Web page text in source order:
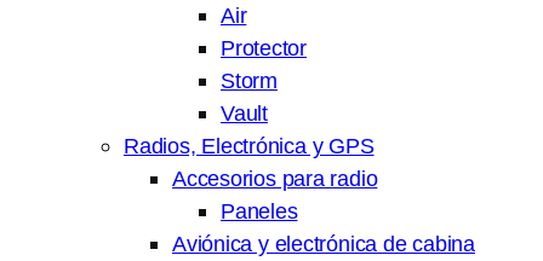
Air
Protector
Storm
Vault
Radios, Electrónica y GPS
Accesorios para radio
Paneles
Aviónica y electrónica de cabina